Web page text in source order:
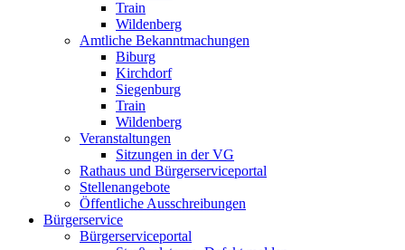
Train
Wildenberg
Amtliche Bekanntmachungen
Biburg
Kirchdorf
Siegenburg
Train
Wildenberg
Veranstaltungen
Sitzungen in der VG
Rathaus und Bürgerserviceportal
Stellenangebote
Öffentliche Ausschreibungen
Bürgerservice
Bürgerserviceportal